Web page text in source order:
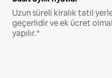
Uzun süreli kiralık tatil
geçerlidir ve ek ücret
yapılır.*